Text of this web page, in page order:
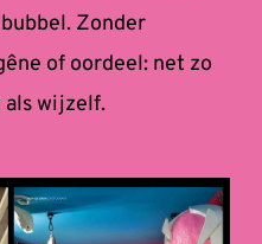
Zonder
of oordeel: net zo
als wijzelf.